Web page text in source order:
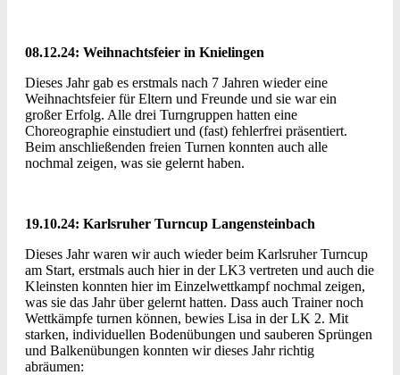
08.12.24: Weihnachtsfeier in Knielingen
Dieses Jahr gab es erstmals nach 7 Jahren wieder eine
Weihnachtsfeier für Eltern und Freunde und sie war ein
großer Erfolg. Alle drei Turngruppen hatten eine
Choreographie einstudiert und (fast) fehlerfrei präsentiert.
Beim anschließenden freien Turnen konnten auch alle
nochmal zeigen, was sie gelernt haben.
19.10.24: Karlsruher Turncup Langensteinbach
Dieses Jahr waren wir auch wieder beim Karlsruher Turncup
am Start, erstmals auch hier in der LK3 vertreten und auch die
Kleinsten konnten hier im Einzelwettkampf nochmal zeigen,
was sie das Jahr über gelernt hatten. Dass auch Trainer noch
Wettkämpfe turnen können, bewies Lisa in der LK 2. Mit
starken, individuellen Bodenübungen und sauberen Sprüngen
und Balkenübungen konnten wir dieses Jahr richtig
abräumen: